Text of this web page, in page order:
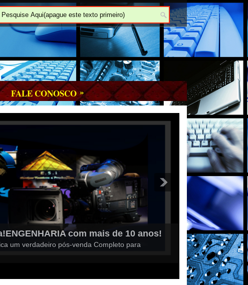
FALE CONOSCO »
com A Melhor Tecnologia de Som